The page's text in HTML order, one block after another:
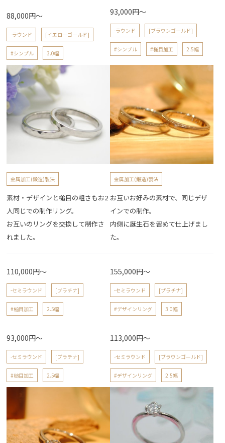
88,000円～
-ラウンド [イエローゴールド]
#シンプル 3.0幅
93,000円～
-ラウンド [ブラウンゴールド]
#シンプル #槌目加工 2.5幅
金属加工(鍛造)製法
素材・デザインと槌目の粗さもお2
人同じでの制作リング。
お互いのリングを交換して制作さ
れました。
110,000円～
-セミラウンド [プラチナ]
#槌目加工 2.5幅
93,000円～
-セミラウンド [プラチナ]
#槌目加工 2.5幅
金属加工(鍛造)製法
お互いお好みの素材で、同じデザ
インでの制作。
内側に誕生石を留めて仕上げまし
た。
155,000円～
-セミラウンド [プラチナ]
#デザインリング 3.0幅
113,000円～
-セミラウンド [ブラウンゴールド]
#デザインリング 2.5幅